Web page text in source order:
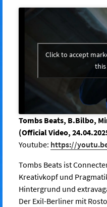
Click to accept
Tombs Beats, B.Bilbo,
(Official Video,
Youtube: https://
Tombs Beats ist
Kreativkopf und
Hintergrund und
Der Exil-Berliner mit